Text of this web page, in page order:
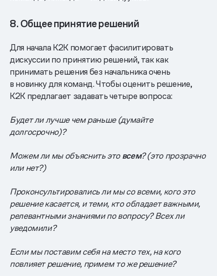
8. Общее принятие решений
Для начала K2K помогает фасилитировать
дискуссии по принятию решений, так как
принимать решения без начальника очень
в новинку для команд. Чтобы оценить решение,
K2K предлагает задавать четыре вопроса:
Будет ли лучше чем раньше (думайте
долгосрочно)?
Можем ли мы объяснить этовсем? (это прозрачно
или нет?)
Проконсультировались ли мы со всеми, кого это
решение касается, и теми, кто обладает важными,
релевантными знаниями по вопросу? Всех ли
уведомили?
Если мы поставим себя на место тех, на кого
повлияет решение, примем то же решение?